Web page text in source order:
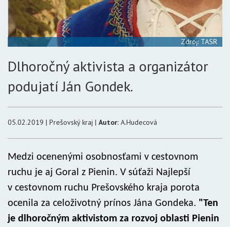
Zdroj: TASR
Dlhoročný aktivista a organizátor
podujatí Ján Gondek.
05.02.2019 | Prešovský kraj | Autor: A.Hudecová
Medzi ocenenými osobnosťami v cestovnom
ruchu je aj Goral z Pienin. V súťaži Najlepší
v cestovnom ruchu Prešovského kraja porota
ocenila za celoživotný prínos Jána Gondeka. "Ten
je dlhoročným aktivistom za rozvoj oblasti Pienin